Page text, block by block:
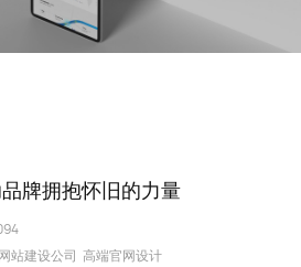
牌拥抱怀旧的力量
站建设公司 高端官网设计